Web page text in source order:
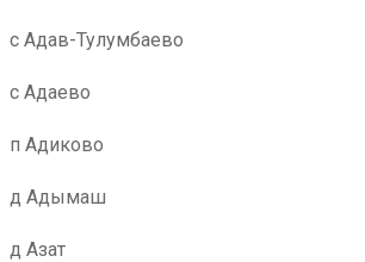
с Адав-Тулумбаево
с Адаево
п Адиково
д Адымаш
д Азат